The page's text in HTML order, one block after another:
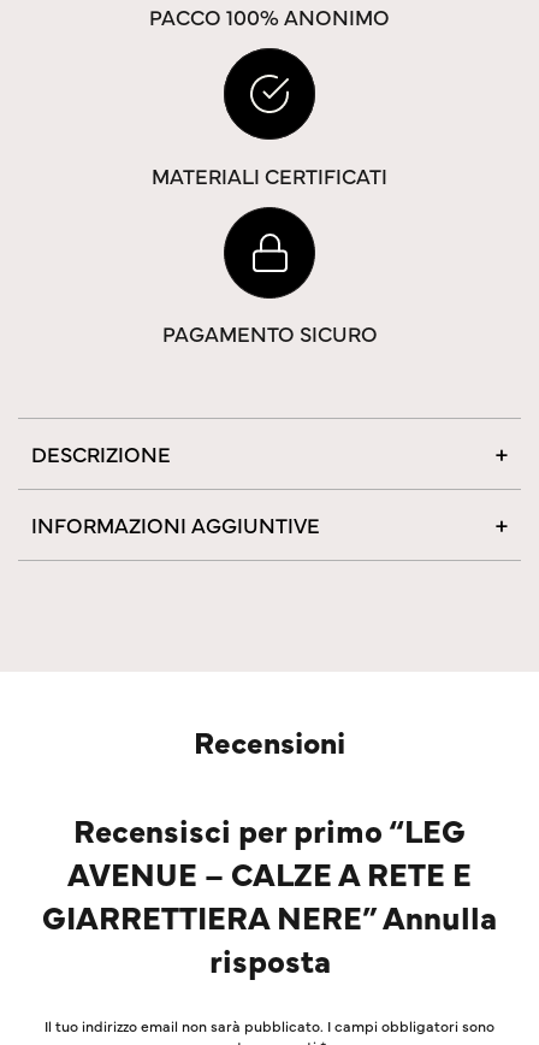
PACCO 100% ANONIMO
MATERIALI CERTIFICATI
PAGAMENTO SICURO
DESCRIZIONE
INFORMAZIONI AGGIUNTIVE
Recensioni
Recensisci per primo “LEG
AVENUE – CALZE A RETE E
GIARRETTIERA NERE” Annulla
risposta
Il tuo indirizzo email non sarà pubblicato. I campi obbligatori sono